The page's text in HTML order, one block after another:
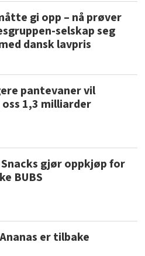
gi opp – nå prøver
selskap seg
dansk lavpris
pantevaner vil
1,3 milliarder
gjør oppkjøp for
BUBS
er tilbake